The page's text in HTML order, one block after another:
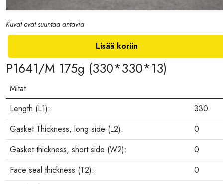
Kuvat ovat suuntaa antavia
Lisää koriin
P1641/M 175g (330*330*13)
Mitat
Length (L1):
330
Gasket Thickness, long side (L2):
0
Gasket thickness, short side (W2):
0
Face seal thickness (T2):
0